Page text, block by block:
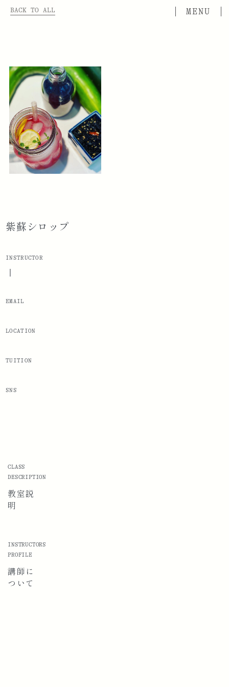
BACK TO ALL
紫蘇シロップ
INSTRUCTOR
|
EMAIL
LOCATION
TUITION
SNS
CLASS
DESCRIPTION
教室説
明
INSTRUCTORS
PROFILE
講師に
ついて